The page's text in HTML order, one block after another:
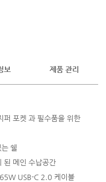
수하물 규격을 초과할 수
보 제품 관리
퍼 포켓 과 필수품을 위한
쉘
된 메인 수납공간
USB-C 2.0 케이블